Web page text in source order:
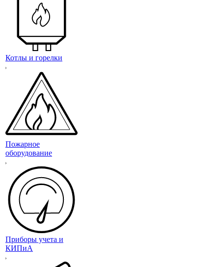
Котлы и горелки
Пожарное
оборудование
Приборы учета и
КИПиА